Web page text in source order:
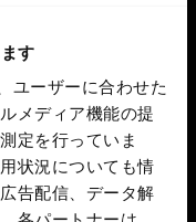
す
ユーザーに合わせた
メディア機能の提
定を行っていま
状況についても情
告配信、データ解